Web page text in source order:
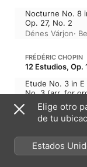
Nocturne No. 8
Op. 27, No. 2
Dénes Várjon·
FRÉDÉRIC CHOPIN
12 Estudios, Op.
Etude No. 3 in E
No. 3 (arr. for
Béla Bánfalvi·
24 Preludios, C.
Prelude No. 15
Elige otro
de tu
Estados
México)